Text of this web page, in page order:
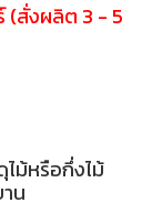
(สั่งผลิต 3 - 5
ม้หรือกึ่งไม้
น